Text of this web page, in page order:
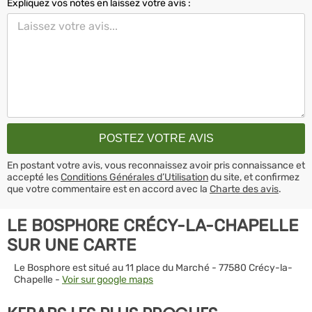
Expliquez vos notes en laissez votre avis :
En postant votre avis, vous reconnaissez avoir pris connaissance et
accepté lesConditions Générales d’Utilisationdu site, et confirmez
que votre commentaire est en accord avec la Charte des avis.
LE BOSPHORE CRÉCY-LA-CHAPELLE
SUR UNE CARTE
Le Bosphore est situé au 11 place du Marché - 77580 Crécy-la-
Chapelle - Voir sur google maps